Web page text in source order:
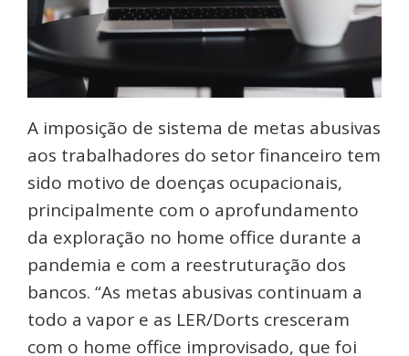
A imposição de sistema de metas abusivas
aos trabalhadores do setor financeiro tem
sido motivo de doenças ocupacionais,
principalmente com o aprofundamento
da exploração no home office durante a
pandemia e com a reestruturação dos
bancos. “As metas abusivas continuam a
todo a vapor e as LER/Dorts cresceram
com o home office improvisado, que foi